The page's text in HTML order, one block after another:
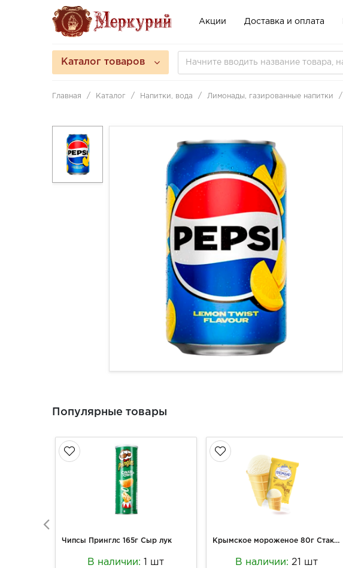
Акции Доставка и оплата
Каталог товаров
Главная Каталог Напитки, вода Лимонады, газированные напитки
Популярные товары
Чипсы Принглс 165г Сыр лук
В наличии: 1 шт
Крымское мороженое 80г Стакан Крымский пломбир (30)
В наличии: 21 шт